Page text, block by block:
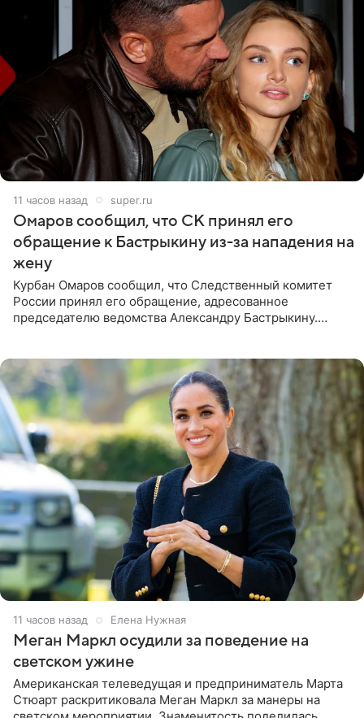
11 часов назад super.ru
Омаров сообщил, что СК принял его
обращение к Бастрыкину из-за нападения на
жену
Курбан Омаров сообщил, что Следственный комитет
России принял его обращение, адресованное
председателю ведомства Александру Бастрыкину.
11 часов назад Елена Нужная
Меган Маркл осудили за поведение на
светском ужине
Американская телеведущая и предприниматель Марта
Стюарт раскритиковала Меган Маркл за манеры на